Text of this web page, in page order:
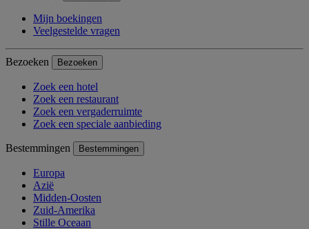
Mijn boekingen
Veelgestelde vragen
Bezoeken Bezoeken
Zoek een hotel
Zoek een restaurant
Zoek een vergaderruimte
Zoek een speciale aanbieding
Bestemmingen Bestemmingen
Europa
Azië
Midden-Oosten
Zuid-Amerika
Stille Oceaan